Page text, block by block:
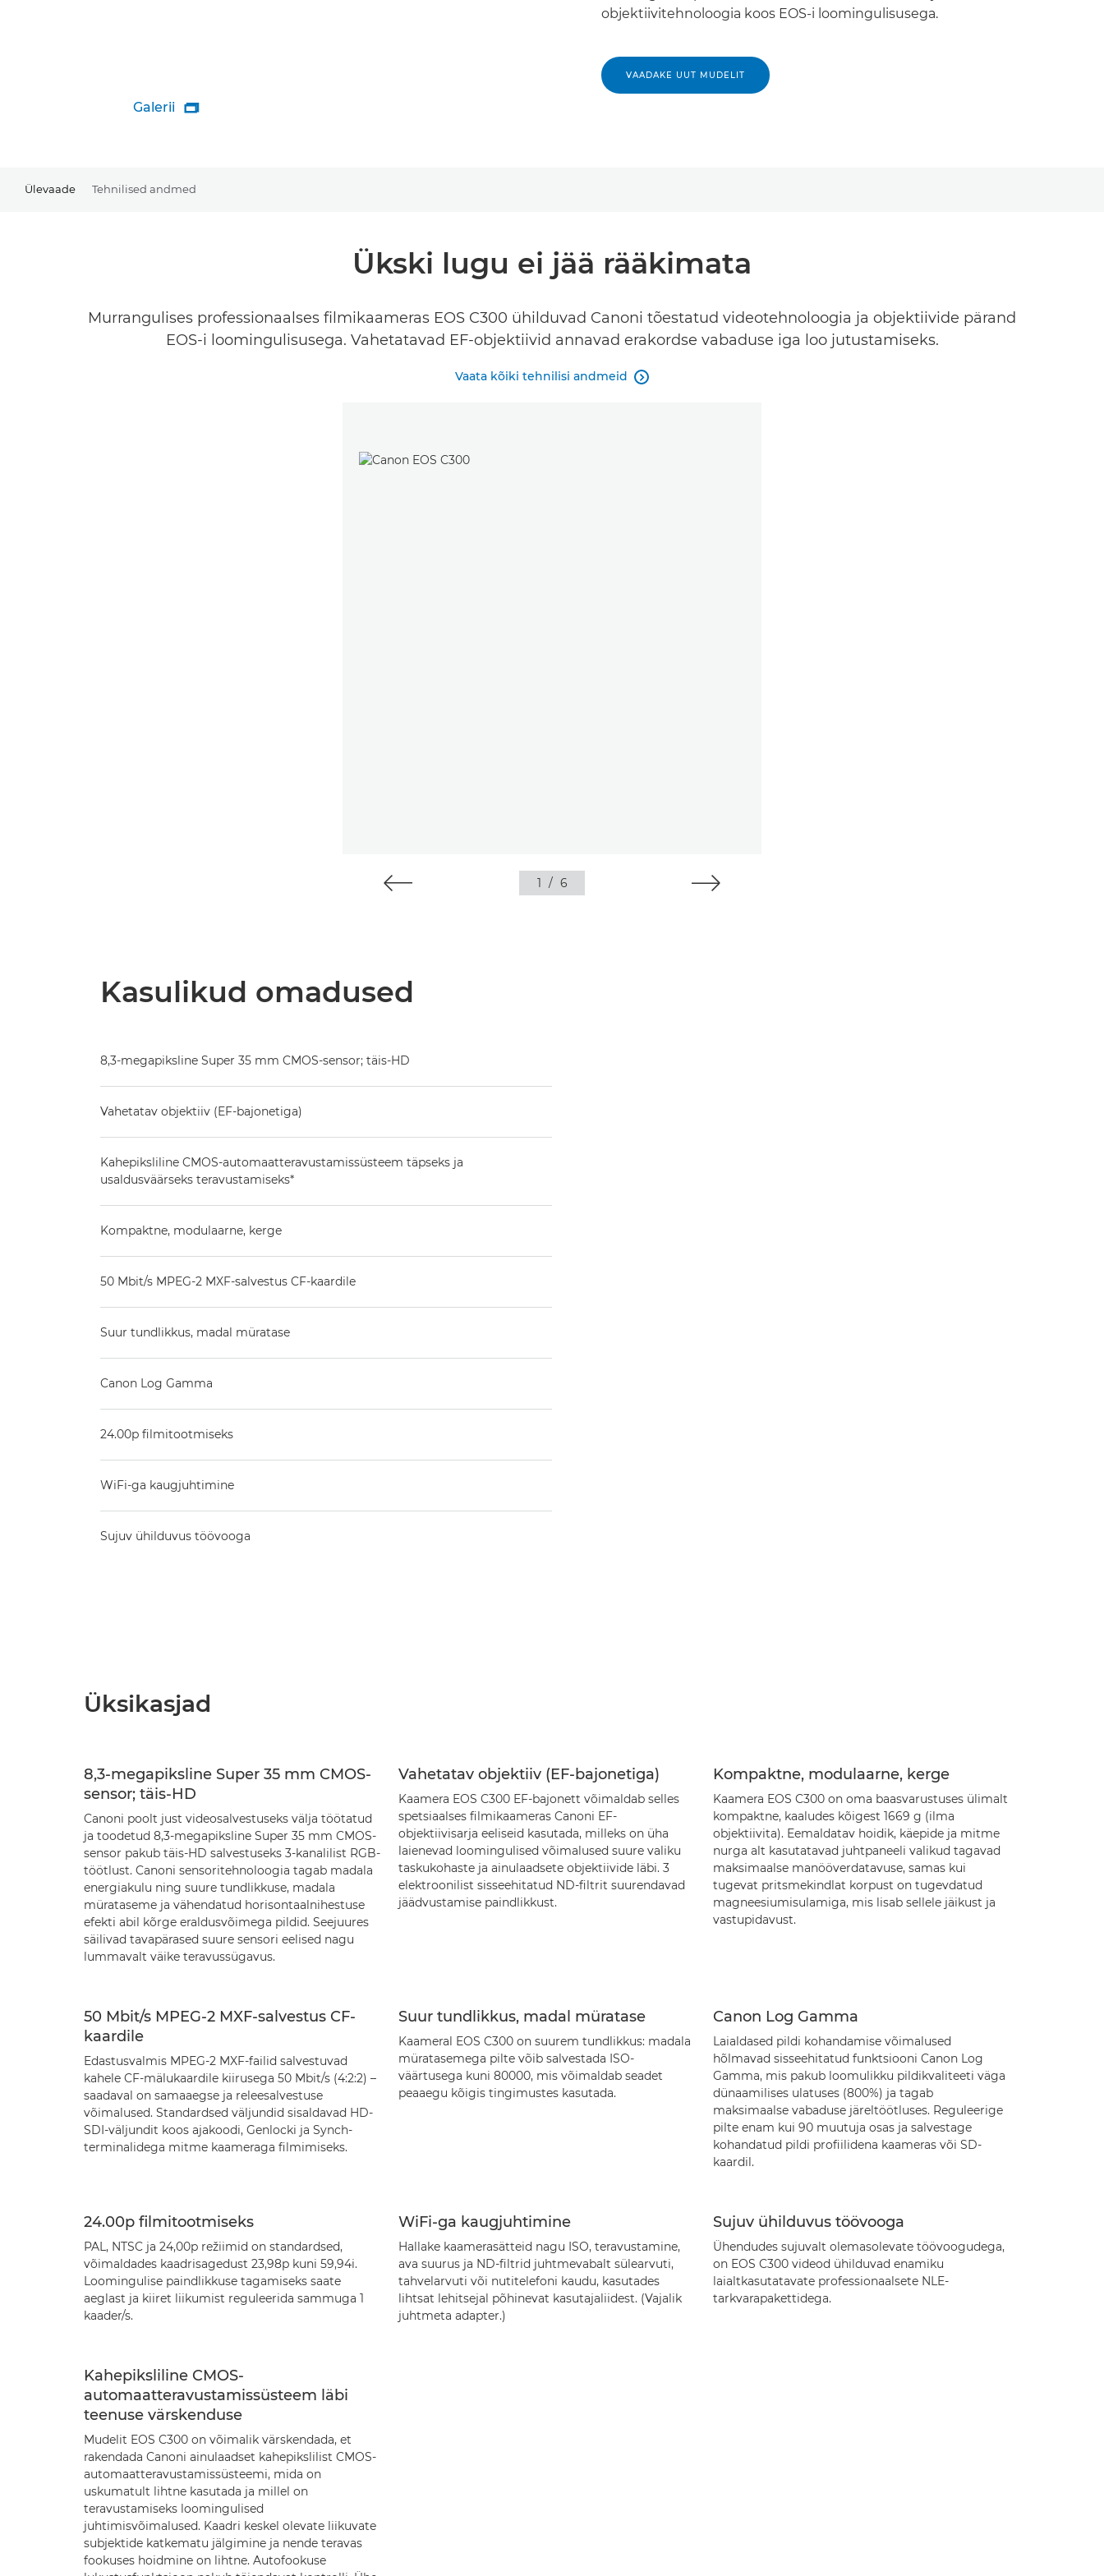
Galerii 
objektiivitehnoloogia koos EOS-i loomingulisusega.
VAADAKE UUT MUDELIT
Ülevaade Tehnilised andmed
Ükski lugu ei jää rääkimata
Murrangulises professionaalses filmikaameras EOS C300 ühilduvad Canoni tõestatud videotehnoloogia ja objektiivide pärand
EOS-i loomingulisusega. Vahetatavad EF-objektiivid annavad erakordse vabaduse iga loo jutustamiseks.
Vaata kõiki tehnilisi andmeid 
1 / 6
Kasulikud omadused
8,3-megapiksline Super 35 mm CMOS-sensor; täis-HD
Vahetatav objektiiv (EF-bajonetiga)
Kahepiksliline CMOS-automaatteravustamissüsteem täpseks ja
usaldusväärseks teravustamiseks*
Kompaktne, modulaarne, kerge
50 Mbit/s MPEG-2 MXF-salvestus CF-kaardile
Suur tundlikkus, madal müratase
Canon Log Gamma
24.00p filmitootmiseks
WiFi-ga kaugjuhtimine
Sujuv ühilduvus töövooga
Üksikasjad
8,3-megapiksline Super 35 mm CMOS-
sensor; täis-HD
Canoni poolt just videosalvestuseks välja töötatud
ja toodetud 8,3-megapiksline Super 35 mm CMOS-
sensor pakub täis-HD salvestuseks 3-kanalilist RGB-
töötlust. Canoni sensoritehnoloogia tagab madala
energiakulu ning suure tundlikkuse, madala
mürataseme ja vähendatud horisontaalnihestuse
efekti abil kõrge eraldusvõimega pildid. Seejuures
säilivad tavapärased suure sensori eelised nagu
lummavalt väike teravussügavus.
Vahetatav objektiiv (EF-bajonetiga)
Kaamera EOS C300 EF-bajonett võimaldab selles
spetsiaalses filmikaameras Canoni EF-
objektiivisarja eeliseid kasutada, milleks on üha
laienevad loomingulised võimalused suure valiku
taskukohaste ja ainulaadsete objektiivide läbi. 3
elektroonilist sisseehitatud ND-filtrit suurendavad
jäädvustamise paindlikkust.
Kompaktne, modulaarne, kerge
Kaamera EOS C300 on oma baasvarustuses ülimalt
kompaktne, kaaludes kõigest 1669 g (ilma
objektiivita). Eemaldatav hoidik, käepide ja mitme
nurga alt kasutatavad juhtpaneeli valikud tagavad
maksimaalse manööverdatavuse, samas kui
tugevat pritsmekindlat korpust on tugevdatud
magneesiumisulamiga, mis lisab sellele jäikust ja
vastupidavust.
50 Mbit/s MPEG-2 MXF-salvestus CF-
kaardile
Edastusvalmis MPEG-2 MXF-failid salvestuvad
kahele CF-mälukaardile kiirusega 50 Mbit/s (4:2:2) –
saadaval on samaaegse ja releesalvestuse
võimalused. Standardsed väljundid sisaldavad HD-
SDI-väljundit koos ajakoodi, Genlocki ja Synch-
terminalidega mitme kaameraga filmimiseks.
Suur tundlikkus, madal müratase
Kaameral EOS C300 on suurem tundlikkus: madala
müratasemega pilte võib salvestada ISO-
väärtusega kuni 80000, mis võimaldab seadet
peaaegu kõigis tingimustes kasutada.
Canon Log Gamma
Laialdased pildi kohandamise võimalused
hõlmavad sisseehitatud funktsiooni Canon Log
Gamma, mis pakub loomulikku pildikvaliteeti väga
dünaamilises ulatuses (800%) ja tagab
maksimaalse vabaduse järeltöötluses. Reguleerige
pilte enam kui 90 muutuja osas ja salvestage
kohandatud pildi profiilidena kaameras või SD-
kaardil.
24.00p filmitootmiseks
PAL, NTSC ja 24,00p režiimid on standardsed,
võimaldades kaadrisagedust 23,98p kuni 59,94i.
Loomingulise paindlikkuse tagamiseks saate
aeglast ja kiiret liikumist reguleerida sammuga 1
kaader/s.
WiFi-ga kaugjuhtimine
Hallake kaamerasätteid nagu ISO, teravustamine,
ava suurus ja ND-filtrid juhtmevabalt sülearvuti,
tahvelarvuti või nutitelefoni kaudu, kasutades
lihtsat lehitsejal põhinevat kasutajaliidest. (Vajalik
juhtmeta adapter.)
Sujuv ühilduvus töövooga
Ühendudes sujuvalt olemasolevate töövoogudega,
on EOS C300 videod ühilduvad enamiku
laialtkasutatavate professionaalsete NLE-
tarkvarapakettidega.
Kahepiksliline CMOS-
automaatteravustamissüsteem läbi
teenuse värskenduse
Mudelit EOS C300 on võimalik värskendada, et
rakendada Canoni ainulaadset kahepikslilist CMOS-
automaatteravustamissüsteemi, mida on
uskumatult lihtne kasutada ja millel on
teravustamiseks loomingulised
juhtimisvõimalused. Kaadri keskel olevate liikuvate
subjektide katkematu jälgimine ja nende teravas
fookuses hoidmine on lihtne. Autofookuse